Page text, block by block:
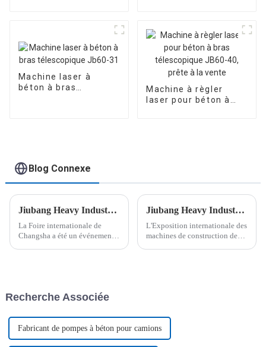
Machine laser à
béton à bras
Machine à règler
laser pour béton à
Blog Connexe
Jiubang Heavy Industry et ses clients d'Europe de l'Est ont conclu une coopération sur site
La Foire internationale de
Changsha a été un événement
diversifiée…
Jiubang Heavy Industry - Focus sur le stand 3-337 du Salon international des machines de construction de Moscou
L'Exposition internationale des
machines de construction de
Recherche Associée
Fabricant de pompes à béton pour camions